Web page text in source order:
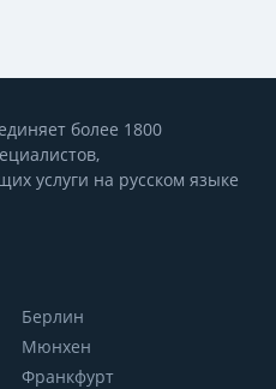
более 1800
услуги на русском языке
Берлин
Мюнхен
Франкфурт